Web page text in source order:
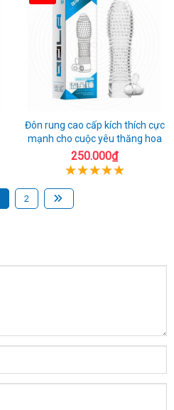
Đôn rung cao cấp kích thích cực
mạnh cho cuộc yêu thăng hoa
250.000₫
2